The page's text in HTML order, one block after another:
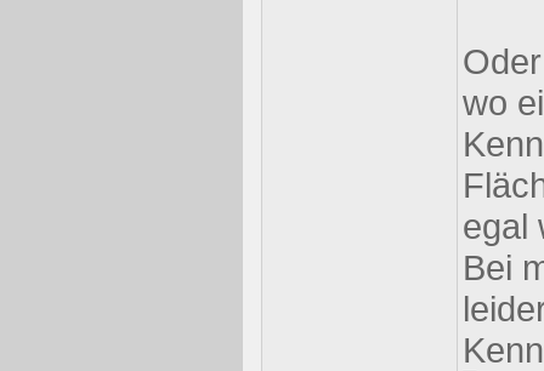
wo
egal
Bei